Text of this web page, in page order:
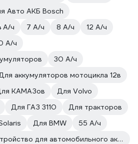
Авто АКБ Bosch
А/ч 7 А/ч 8 А/ч
12 А/ч
А/ч
30 А/ч
аккумуляторов мотоцикла 12в
КАМАЗов
Для Volvo
Для ГАЗ 3110
Для тракторов
Для BMW
55 А/ч
60 А/ч (зарядное устройство для автомобильного аккумулятора)